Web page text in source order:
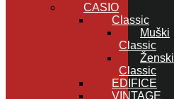
CASIO
Classic
Muški
Classic
Ženski
Classic
EDIFICE
VINTAGE